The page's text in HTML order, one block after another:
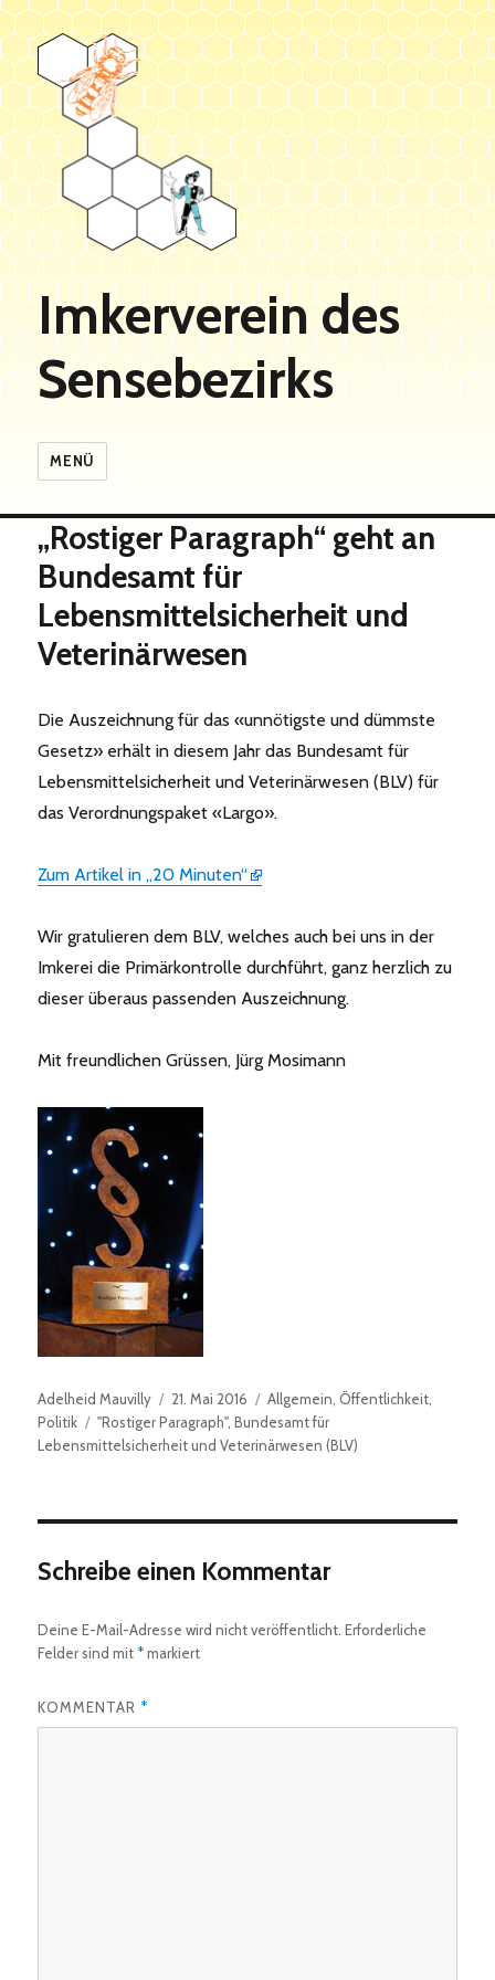
Imkerverein des
Sensebezirks
MENÜ
„Rostiger Paragraph“ geht an
Bundesamt für
Lebensmittelsicherheit und
Veterinärwesen
Die Auszeichnung für das «unnötigste und dümmste
Gesetz» erhält in diesem Jahr das Bundesamt für
Lebensmittelsicherheit und Veterinärwesen (BLV) für
das Verordnungspaket «Largo».
Zum Artikel in „20 Minuten“
Wir gratulieren dem BLV, welches auch bei uns in der
Imkerei die Primärkontrolle durchführt, ganz herzlich zu
dieser überaus passenden Auszeichnung.
Mit freundlichen Grüssen, Jürg Mosimann
Autor
Adelheid Mauvilly
Veröffentlicht
am
21. Mai 2016 Kategorien
Allgemein Öffentlichkeit
Politik
Schlagwörter
"Rostiger Paragraph",Bundesamt für
Lebensmittelsicherheit und Veterinärwesen (BLV)
Schreibe einen Kommentar
Deine E-Mail-Adresse wird nicht veröffentlicht. Erforderliche
Felder sind mit *markiert
KOMMENTAR *